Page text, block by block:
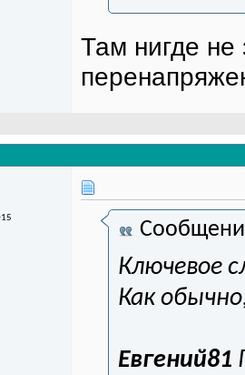
Там нигде
Ключевое
Как
Евгений81